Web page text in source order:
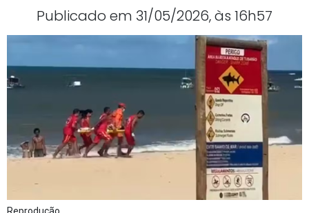
Publicado em 31/05/2026, às 16h57